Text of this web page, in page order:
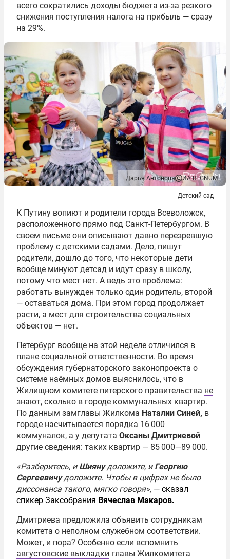
всего сократились доходы бюджета из-за резкого
снижения поступления налога на прибыль — сразу
на 29%.
Дарья Антонова ИА REGNUM
Детский сад
К Путину вопиют и родители города Всеволожск,
расположенного прямо под Санкт-Петербургом. В
своем письме они описывают давно перезревшую
проблему с детскими садами. Дело, пишут
родители, дошло до того, что некоторые дети
вообще минуют детсад и идут сразу в школу,
потому что мест нет. А ведь это проблема:
работать вынужден только один родитель, второй
— оставаться дома. При этом город продолжает
расти, а мест для строительства социальных
объектов — нет.
Петербург вообще на этой неделе отличился в
плане социальной ответственности. Во время
обсуждения губернаторского законопроекта о
системе наёмных домов выяснилось, что в
Жилищном комитете питерского правительства не
знают, сколько в городе коммунальных квартир.
По данным замглавы Жилкома Наталии Синей, в
городе насчитывается порядка 16 000
коммуналок, а у депутата Оксаны Дмитриевой
другие сведения: таких квартир — 85 000—89 000.
«Разберитесь, и Шиянудоложите, и Георгию
Сергеевичудоложите. Чтобы в цифрах не было
диссонанса такого, мягко говоря», — сказал
спикер Заксобрания Вячеслав Макаров.
Дмитриева предложила объявить сотрудникам
комитета о неполном служебном соответствии.
Может, и пора? Особенно если вспомнить
августовские выкладки главы Жилкомитета